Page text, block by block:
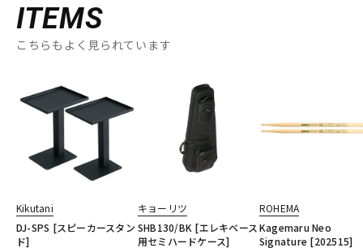
ITEMS
こちらもよく見られています
Kikutani
DJ-SPS [スピーカースタン
ド]
キョーリツ
SHB130/BK [エレキベース
用セミハードケース]
ROHEMA
Kagemaru Neo
Signature [202515]